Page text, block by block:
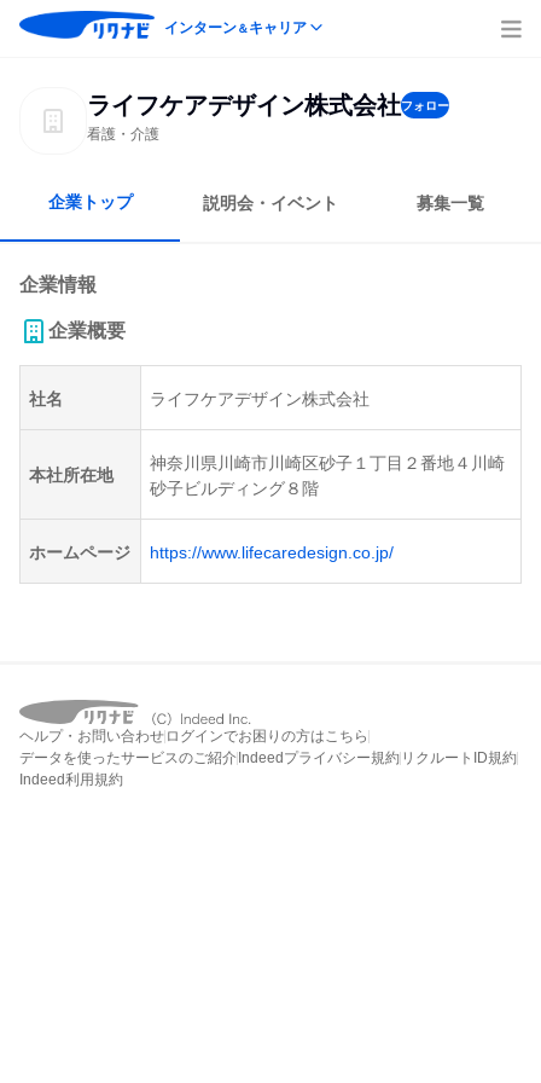
インターン＆キャリア
ライフケアデザイン株式会社フォロー
看護・介護
企業トップ 説明会・イベント 募集一覧
企業情報
企業概要
社名 ライフケアデザイン株式会社
本社所在地
神奈川県川崎市川崎区砂子１丁目２番地４川崎
砂子ビルディング８階
ホームページ https://www.lifecaredesign.co.jp/
ヘルプ・お問い合わせ ログインでお困りの方はこちら
データを使ったサービスのご紹介 Indeedプライバシー規約 リクルートID規約
Indeed利用規約